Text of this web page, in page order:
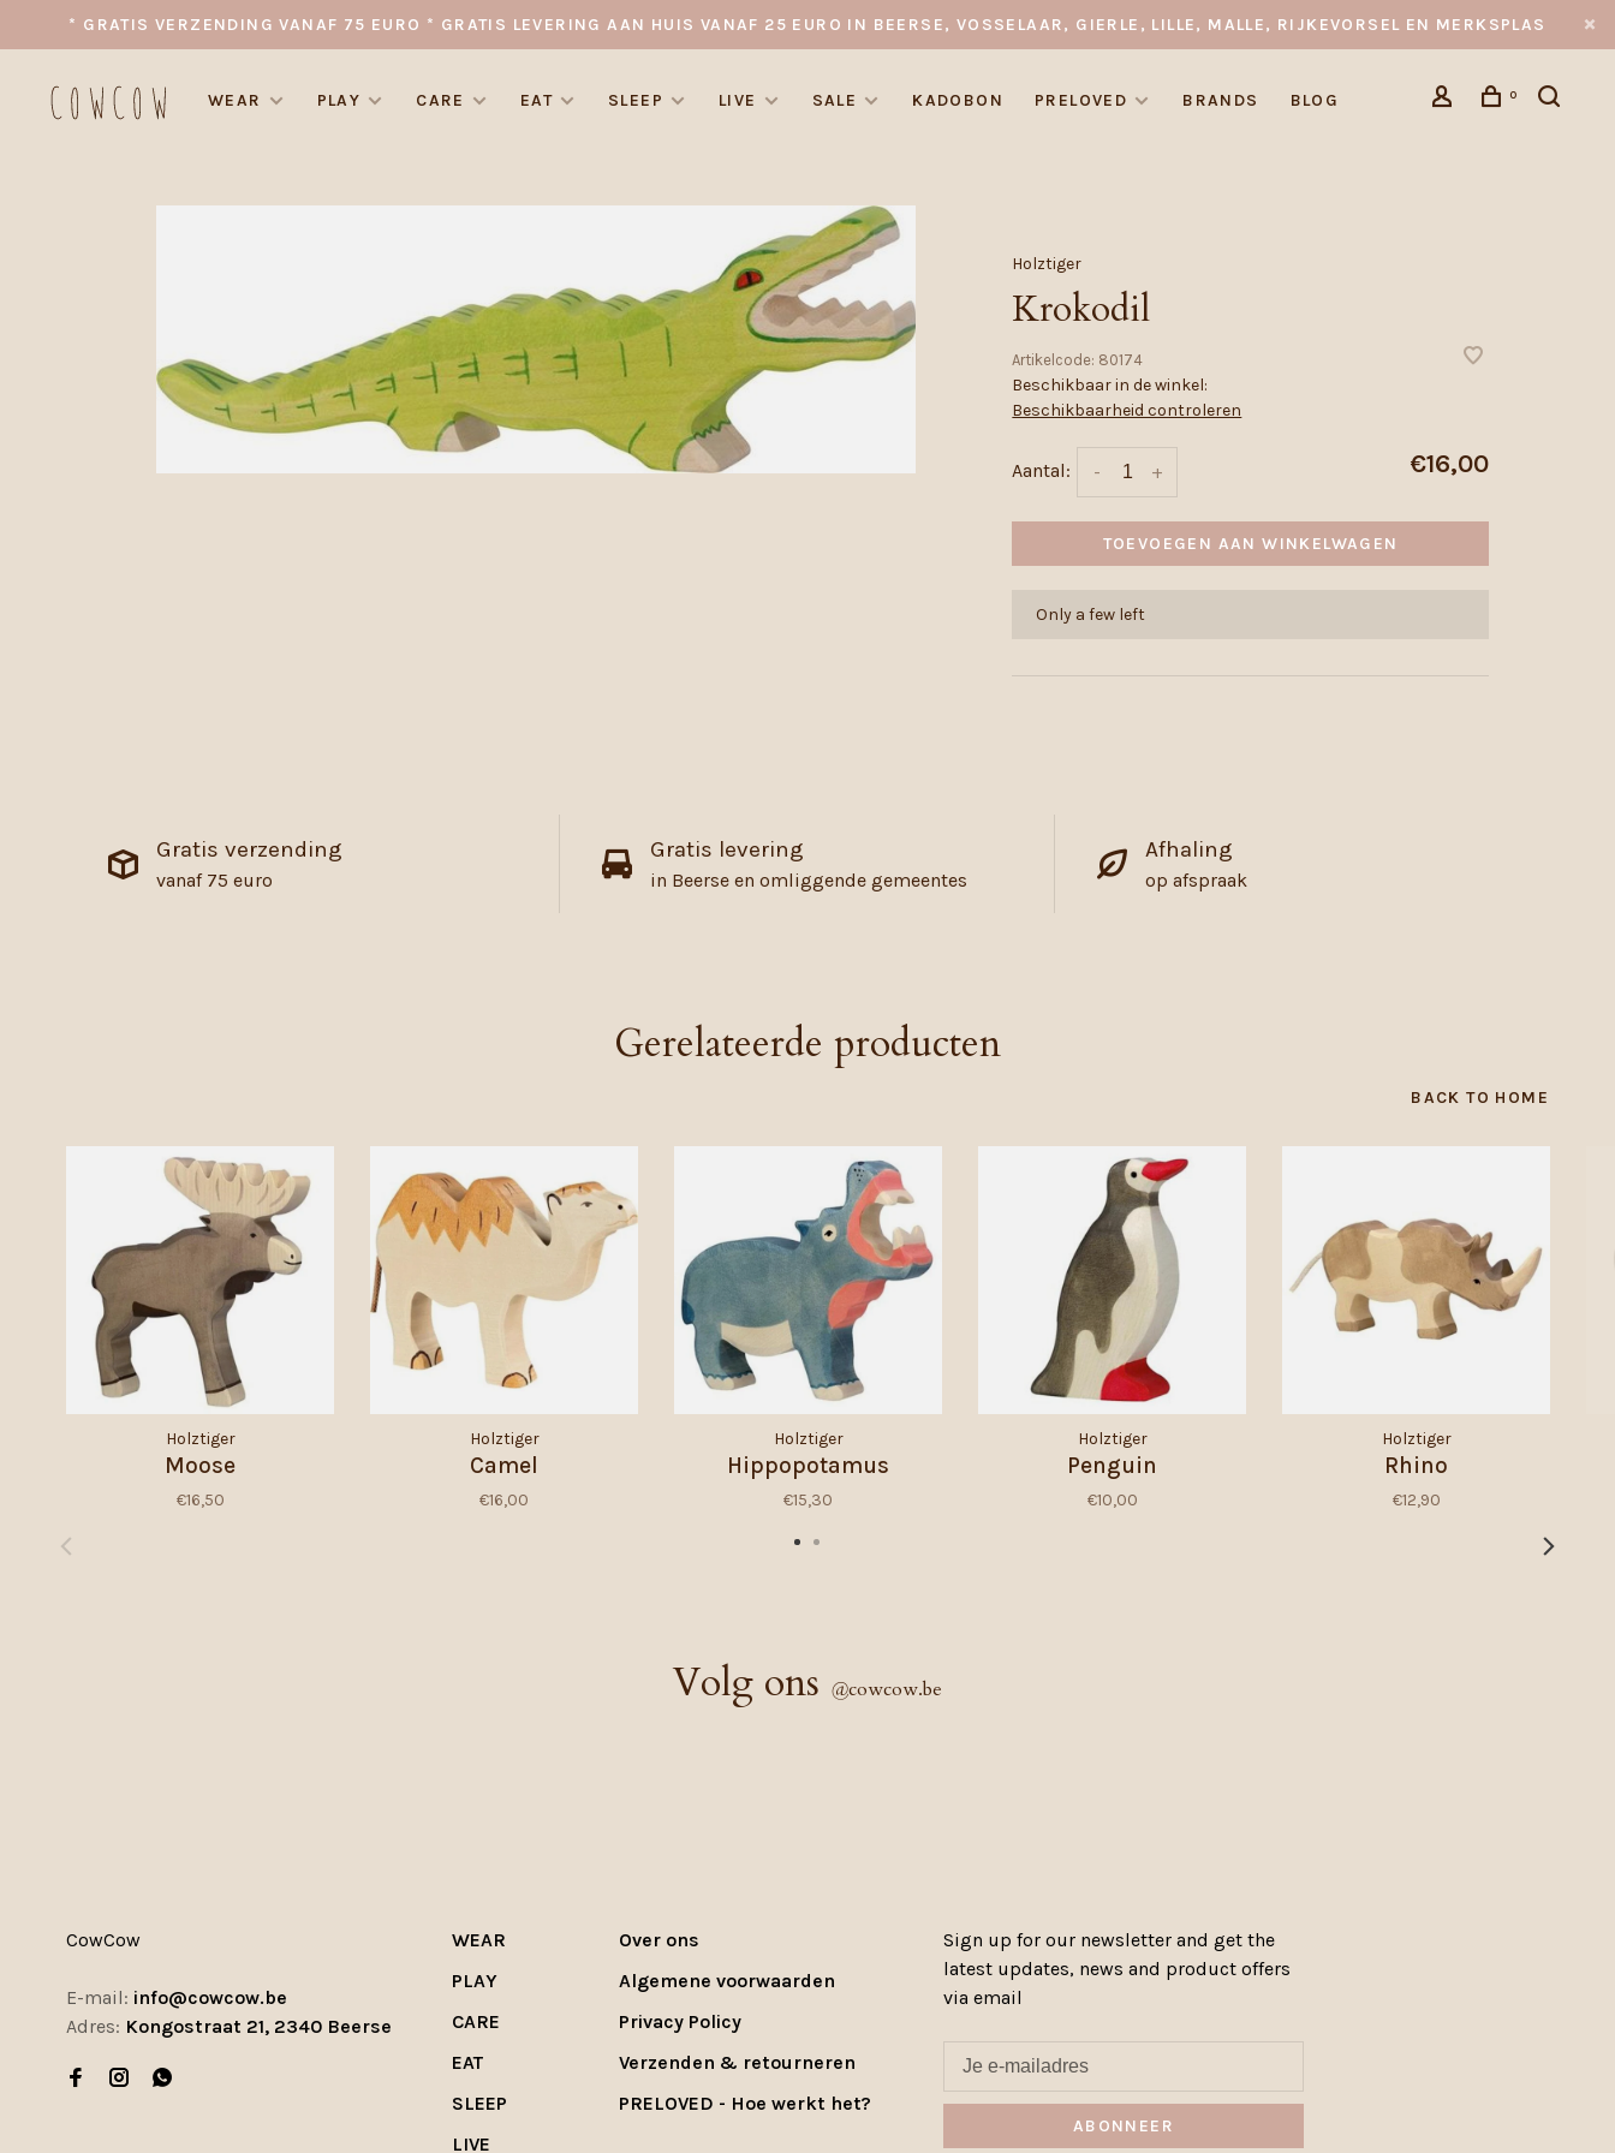
* GRATIS VERZENDING VANAF 75 EURO * GRATIS LEVERING AAN HUIS VANAF 25 EURO IN BEERSE, VOSSELAAR, GIERLE, LILLE, MALLE, RIJKEVORSEL EN MERKSPLAS
WEAR PLAY CARE EAT SLEEP LIVE SALE KADOBON PRELOVED BRANDS BLOG 0
Holztiger
Krokodil
Artikelcode: 80174
Beschikbaar in de winkel:
Beschikbaarheid controleren
Aantal: +
- €16,00
TOEVOEGEN AAN WINKELWAGEN
Only a few left
Gratis verzending
vanaf 75 euro
Gratis levering
in Beerse en omliggende gemeentes
Afhaling
op afspraak
Gerelateerde producten
BACK TO HOME
Holztiger
Moose
€16,50
Holztiger
Camel
€16,00
Holztiger
Hippopotamus
€15,30
Holztiger
Penguin
€10,00
Holztiger
Rhino
€12,90
Volg ons @cowcow.be
CowCow
E-mail: info@cowcow.be
Adres: Kongostraat 21, 2340 Beerse
WEAR
PLAY
CARE
EAT
SLEEP
LIVE
Over ons
Algemene voorwaarden
Privacy Policy
Verzenden & retourneren
PRELOVED - Hoe werkt het?
Sign up for our newsletter and get the
latest updates, news and product offers
via email
ABONNEER